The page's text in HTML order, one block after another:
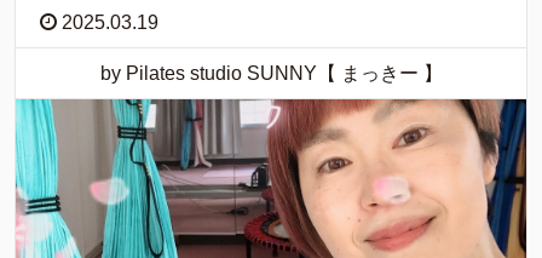
2025.03.19
by Pilates studio SUNNY【 まっきー 】